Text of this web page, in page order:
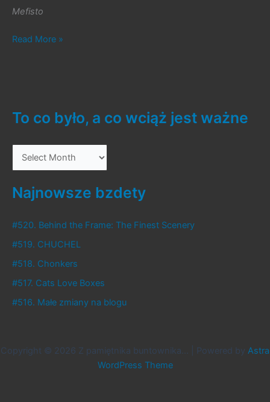
Mefisto
#429.
Read More »
To co było, a co wciąż jest ważne
o
c
b
y
Najnowsze bzdety
#520. Behind the Frame: The Finest Scenery
#519. CHUCHEL
#518. Chonkers
#517. Cats Love Boxes
#516. Małe zmiany na blogu
Copyright © 2026 Z pamiętnika buntownika... | Powered by Astra
WordPress Theme